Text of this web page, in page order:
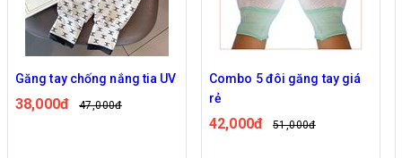
Găng tay chống nắng tia UV
38,000đ 47,000đ
Combo 5 đôi găng tay giá
rẻ
42,000đ 51,000đ